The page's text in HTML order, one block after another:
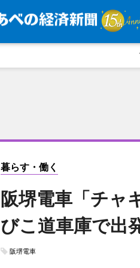
暮らす・働く
阪堺電車「チ
びこ道車庫で出
阪堺電車